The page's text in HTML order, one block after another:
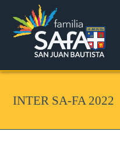
INTER SA-FA 2022